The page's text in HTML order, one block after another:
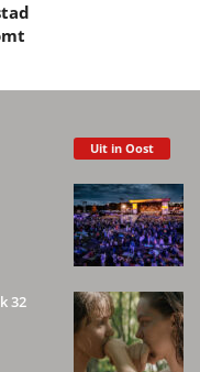
32
Uit in Oost